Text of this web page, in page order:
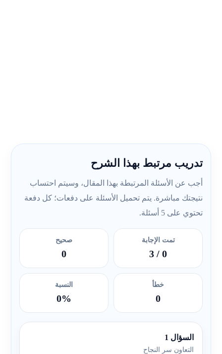
تدريب مرتبط بهذا الشرح
أجب عن الأسئلة المرتبطة بهذا المقال، وسيتم احتساب
نتيجتك مباشرة. يتم تحميل الأسئلة على دفعات؛ كل دفعة
تحتوي على 5 أسئلة.
تمت الإجابة
0
/ 3
صحيح
0
خطأ
0
النسبة
0%
السؤال 1
التعاون سر النجاح